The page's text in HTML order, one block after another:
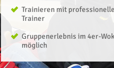
Trainieren mit
Trainer
Gruppenerlebnis im 4er-Wok
möglich